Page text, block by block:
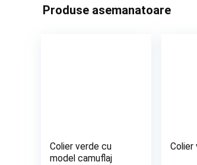
Produse asemanatoare
Colier verde cu
model camuflaj
Colier